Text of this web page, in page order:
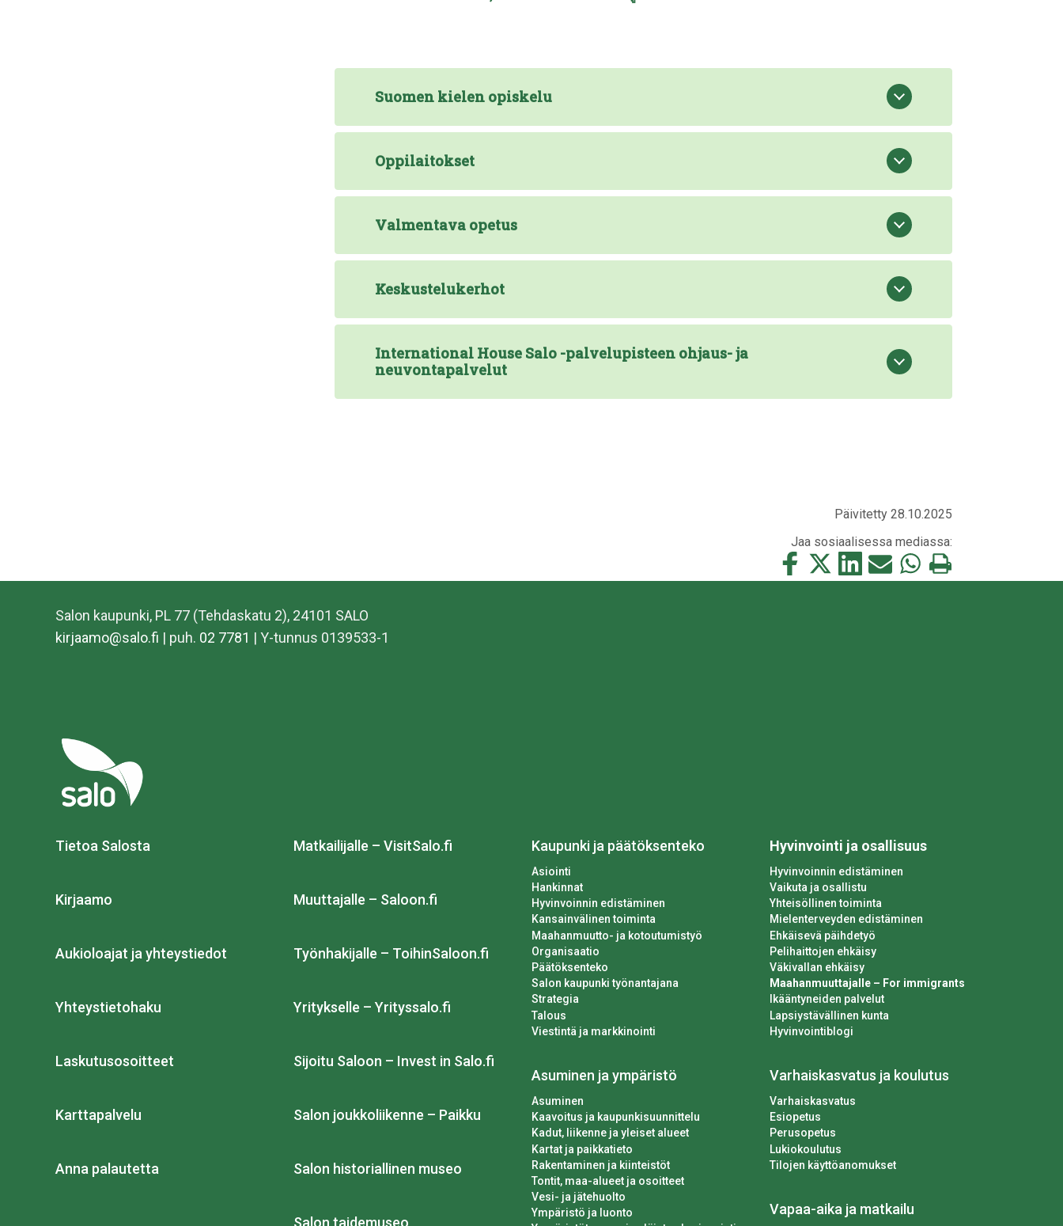
Suomen kielen opiskelu
Oppilaitokset
Valmentava opetus
Keskustelukerhot
International House Salo -palvelupisteen ohjaus- ja
neuvontapalvelut
Päivitetty 28.10.2025
Jaa sosiaalisessa mediassa:
Jaa
tämä
Jaa
tämä
Jaa
tämä
Jaa
tämä
Jaa
tämä
Tulosta
tämä
Salon kaupunki, PL 77 (Tehdaskatu 2), 24101 SALO
kirjaamo@salo.fi | puh. 02 7781 | Y-tunnus 0139533-1
Tietoa Salosta
Kirjaamo
Aukioloajat ja yhteystiedot
Yhteystietohaku
Laskutusosoitteet
Karttapalvelu
Anna palautetta
Matkailijalle – VisitSalo.fi
Muuttajalle – Saloon.fi
Työnhakijalle – ToihinSaloon.fi
Yritykselle – Yrityssalo.fi
Sijoitu Saloon – Invest in Salo.fi
Salon joukkoliikenne – Paikku
Salon historiallinen museo
Salon taidemuseo
Kaupunki ja päätöksenteko
Asiointi
Hankinnat
Hyvinvoinnin edistäminen
Kansainvälinen toiminta
Maahanmuutto- ja kotoutumistyö
Organisaatio
Päätöksenteko
Salon kaupunki työnantajana
Strategia
Talous
Viestintä ja markkinointi
Asuminen ja ympäristö
Asuminen
Kaavoitus ja kaupunkisuunnittelu
Kadut, liikenne ja yleiset alueet
Kartat ja paikkatieto
Rakentaminen ja kiinteistöt
Tontit, maa-alueet ja osoitteet
Vesi- ja jätehuolto
Ympäristö ja luonto
Hyvinvointi ja osallisuus
Hyvinvoinnin edistäminen
Vaikuta ja osallistu
Yhteisöllinen toiminta
Mielenterveyden edistäminen
Ehkäisevä päihdetyö
Pelihaittojen ehkäisy
Väkivallan ehkäisy
Maahanmuuttajalle – For immigrants
Ikääntyneiden palvelut
Lapsiystävällinen kunta
Hyvinvointiblogi
Varhaiskasvatus ja koulutus
Varhaiskasvatus
Esiopetus
Perusopetus
Lukiokoulutus
Tilojen käyttöanomukset
Vapaa-aika ja matkailu